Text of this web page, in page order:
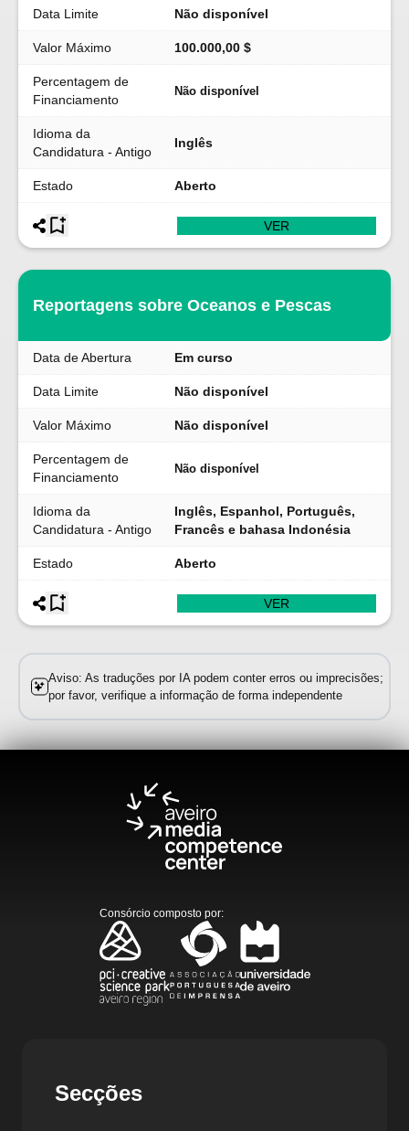
Data Limite Não disponível
Valor Máximo 100.000,00 $
Percentagem de
Financiamento
Não disponível
Idioma da
Candidatura - Antigo
Inglês
Estado Aberto
VER
Reportagens sobre Oceanos e Pescas
Data de Abertura Em curso
Data Limite Não disponível
Valor Máximo Não disponível
Percentagem de
Financiamento
Não disponível
Idioma da
Candidatura - Antigo
Inglês, Espanhol, Português,
Francês e bahasa Indonésia
Estado Aberto
VER
Aviso: As traduções por IA podem conter erros ou imprecisões;
por favor, verifique a informação de forma independente
Consórcio composto por:
Secções